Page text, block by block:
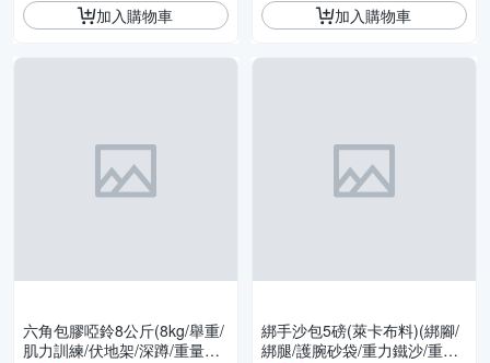
加入購物車 加入購物車
六角包膠啞鈴8公斤(8kg/舉重/
肌力訓練/伏地架/深蹲/重量訓
綁手沙包5磅(萊卡布料)(綁腳/
綁腿/護腕砂袋/重力鐵沙/重量